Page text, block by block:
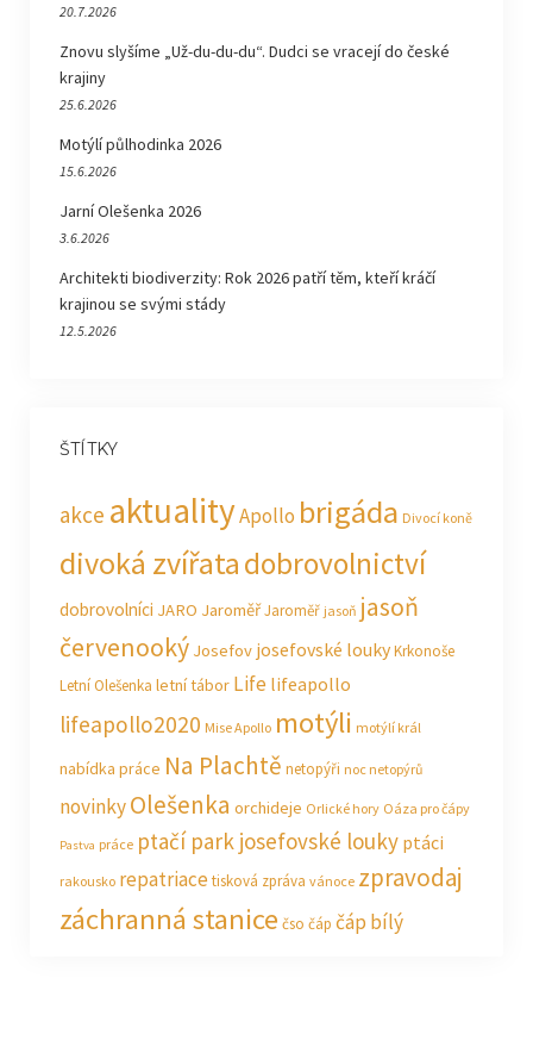
20.7.2026
Znovu slyšíme „Už-du-du-du“. Dudci se vracejí do české
krajiny
25.6.2026
Motýlí půlhodinka 2026
15.6.2026
Jarní Olešenka 2026
3.6.2026
Architekti biodiverzity: Rok 2026 patří těm, kteří kráčí
krajinou se svými stády
12.5.2026
ŠTÍTKY
akce aktualityApollo brigáda Divocí koně
divoká zvířatadobrovolnictví
dobrovolníci JARO JaroměřJaroměř jasoň jasoň
červenooký Josefov josefovské loukyKrkonoše
Letní Olešenka letní tábor Life lifeapollo
lifeapollo2020 Mise Apollo motýli motýlí král
nabídka práce Na Plachtě netopýři noc netopýrů
novinkyOlešenka orchideje Orlické hory Oáza pro čápy
Pastva práce ptačí park josefovské louky ptáci
rakousko repatriacetisková zpráva vánoce zpravodaj
záchranná stanice čso čáp čáp bílý